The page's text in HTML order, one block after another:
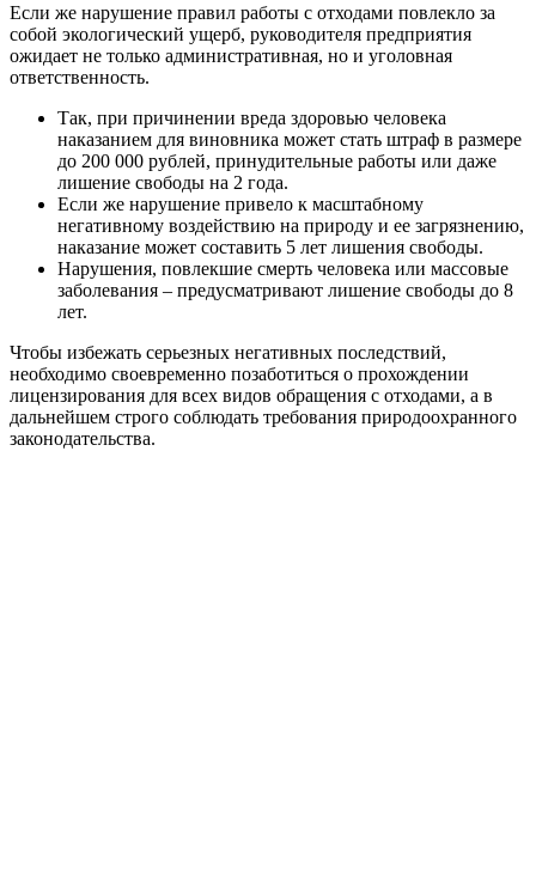
Если же нарушение правил работы с отходами повлекло за
собой экологический ущерб, руководителя предприятия
ожидает не только административная, но и уголовная
ответственность.
Так, при причинении вреда здоровью человека
наказанием для виновника может стать штраф в размере
до 200 000 рублей, принудительные работы или даже
лишение свободы на 2 года.
Если же нарушение привело к масштабному
негативному воздействию на природу и ее загрязнению,
наказание может составить 5 лет лишения свободы.
Нарушения, повлекшие смерть человека или массовые
заболевания – предусматривают лишение свободы до 8
лет.
Чтобы избежать серьезных негативных последствий,
необходимо своевременно позаботиться о прохождении
лицензирования для всех видов обращения с отходами, а в
дальнейшем строго соблюдать требования природоохранного
законодательства.